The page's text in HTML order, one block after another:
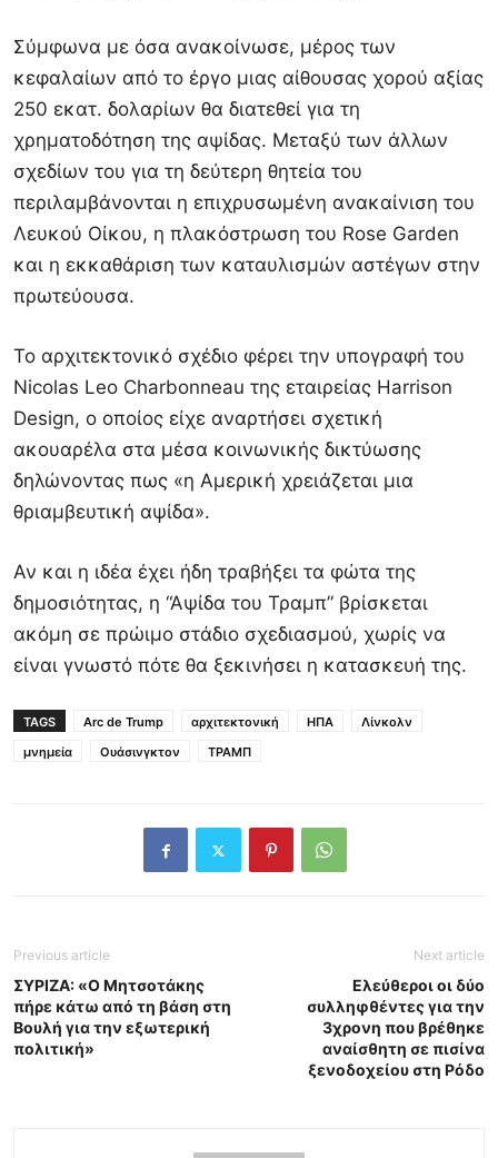
Σύμφωνα με όσα ανακοίνωσε, μέρος των
κεφαλαίων από το έργο μιας αίθουσας χορού αξίας
250 εκατ. δολαρίων θα διατεθεί για τη
χρηματοδότηση της αψίδας. Μεταξύ των άλλων
σχεδίων του για τη δεύτερη θητεία του
περιλαμβάνονται η επιχρυσωμένη ανακαίνιση του
Λευκού Οίκου, η πλακόστρωση του Rose Garden
και η εκκαθάριση των καταυλισμών αστέγων στην
πρωτεύουσα.
Το αρχιτεκτονικό σχέδιο φέρει την υπογραφή του
Nicolas Leo Charbonneau της εταιρείας Harrison
Design, ο οποίος είχε αναρτήσει σχετική
ακουαρέλα στα μέσα κοινωνικής δικτύωσης
δηλώνοντας πως «η Αμερική χρειάζεται μια
θριαμβευτική αψίδα».
Αν και η ιδέα έχει ήδη τραβήξει τα φώτα της
δημοσιότητας, η “Αψίδα του Τραμπ” βρίσκεται
ακόμη σε πρώιμο στάδιο σχεδιασμού, χωρίς να
είναι γνωστό πότε θα ξεκινήσει η κατασκευή της.
TAGS Arc de Trump αρχιτεκτονική ΗΠΑ
Λίνκολν
μνημεία
Ουάσινγκτον ΤΡΑΜΠ
Previous article
ΣΥΡΙΖΑ: «Ο Μητσοτάκης
πήρε κάτω από τη βάση στη
Βουλή για την εξωτερική
πολιτική»
Next article
Ελεύθεροι οι δύο
συλληφθέντες για την
3χρονη που βρέθηκε
αναίσθητη σε πισίνα
ξενοδοχείου στη Ρόδο